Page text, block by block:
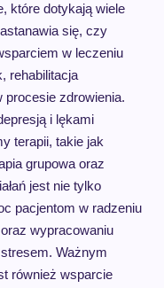
które dotykają wiele
się, czy
w leczeniu
rehabilitacja
zdrowienia.
i lękami
terapii, takie jak
grupowa oraz
jest nie tylko
pacjentom w radzeniu
wypracowaniu
Ważnym
również wsparcie